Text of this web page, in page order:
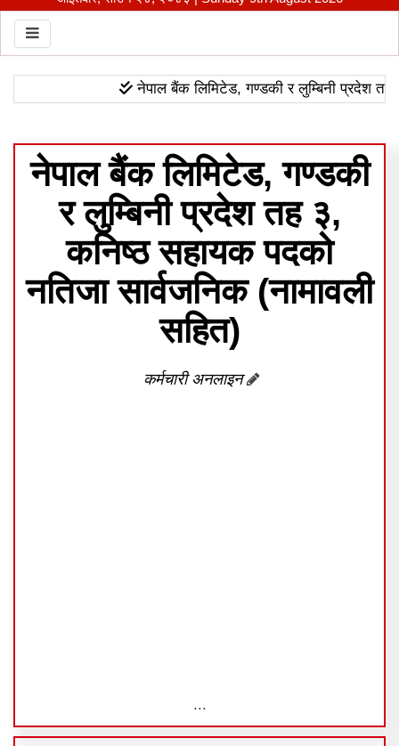
Toggle navigation
नेपाल बैंक लिमिटेड, गण्डकी र लुम्बिनी प्रदेश तह ३,
नेपाल बैंक लिमिटेड, गण्डकी
र लुम्बिनी प्रदेश तह ३,
कनिष्ठ सहायक पदको
नतिजा सार्वजनिक (नामावली
सहित)
कर्मचारी अनलाइन
...